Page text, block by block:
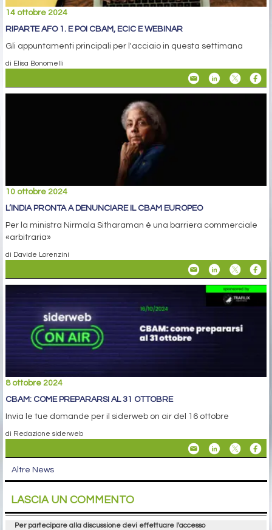
14 ottobre 2024
RIPARTE AFO 1. E POI CBAM, ECIC E WEBINAR
Gli appuntamenti principali per l'acciaio in questa settimana
di Elisa Bonomelli
10 ottobre 2024
L’INDIA PRONTA A DENUNCIARE IL CBAM EUROPEO
Per la ministra Nirmala Sitharaman è una barriera commerciale
«arbitraria»
di Davide Lorenzini
8 ottobre 2024
CBAM: COME PREPARARSI AL 31 OTTOBRE
Invia le tue domande per il siderweb on air del 16 ottobre
di Redazione siderweb
Altre News
LASCIA UN COMMENTO
Per partecipare alla discussione devi effettuare l'accesso